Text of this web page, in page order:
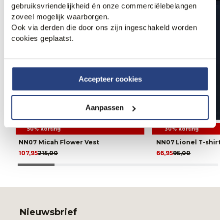
gebruiksvriendelijkheid én onze commerciëlebelangen
zoveel mogelijk waarborgen.
Ook via derden die door ons zijn ingeschakeld worden
cookies geplaatst.
Accepteer cookies
Aanpassen
50% korting
NN07 Micah Flower Vest
215,00
107,95
30% korting
NN07 Lionel T-
95,00
66,95
Nieuwsbrief